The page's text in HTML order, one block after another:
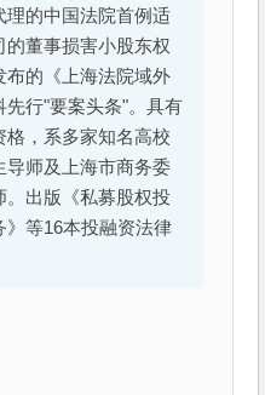
理的中国法院首例适
的董事损害小股东权
布的《上海法院域外
先行"要案头条"。具有
格，系多家知名高校
导师及上海市商务委
。出版《私募股权投
》等16本投融资法律